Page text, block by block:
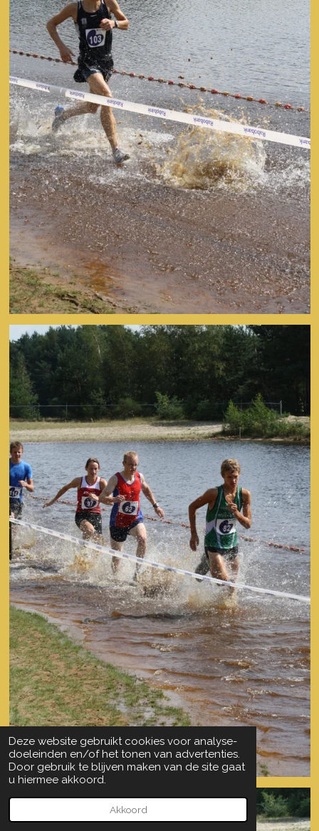
Deze website gebruikt cookies voor analyse-
doeleinden en/of het tonen van advertenties.
Door gebruik te blijven maken van de site gaat
u hiermee akkoord.
Akkoord